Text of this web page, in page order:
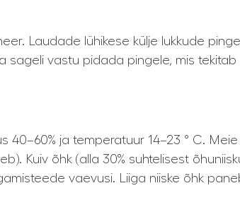
Laudade lühikese külje lukkude
sageli vastu pidada pingele, mis
40–60% ja temperatuur 14–23 ° C.
Kuiv õhk (alla 30% suhtelisest
vaevusi. Liiga niiske õhk